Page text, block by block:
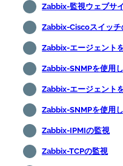
Zabbix-監視ウェブサ
Zabbix-Ciscoスイッチ
Zabbix-エージェント
Zabbix-SNMPを使用
Zabbix-エージェント
Zabbix-SNMPを使用
Zabbix-IPMIの監視
Zabbix-TCPの監視